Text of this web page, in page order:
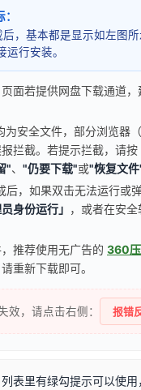
，基本都是显示如左图
行安装。
页面若提供网盘下载通道
为安全文件，部分浏览器
拦截。若提示拦截，请按
"、 "仍要下载"或"恢复文
后，如果双击无法运行或
员身份运行」 ，或者在安
推荐使用无广告的 360
重新下载即可。
效，请点击右侧： 报错
表里有绿勾提示可以使